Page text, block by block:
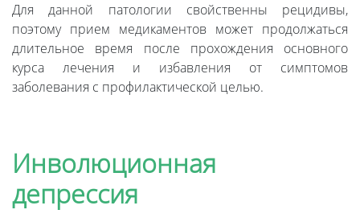
Для данной патологии свойственны рецидивы,
поэтому прием медикаментов может продолжаться
длительное время после прохождения основного
курса лечения и избавления от симптомов
заболевания с профилактической целью.
Инволюционная
депрессия